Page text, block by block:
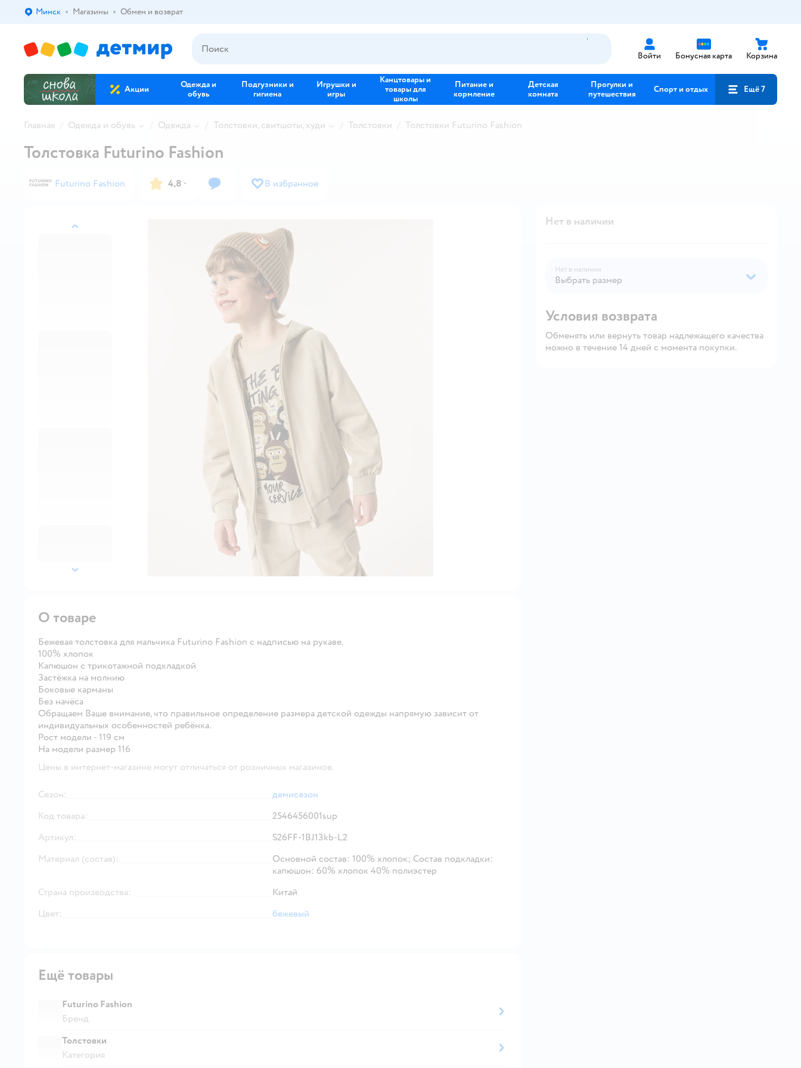
Выбор адреса доставки.
Минск Магазины Обмен и возврат
Войти Бонусная карта Корзина
Акции
Одежда и
обувь
Подгузники и
гигиена
Игрушки и
игры
Канцтовары и
товары для
школы
Питание и
кормление
Детская
комната
Прогулки и
путешествия
Спорт и отдых Ещё 7
Главная Одежда и обувь Одежда Толстовки, свитшоты, худи Толстовки Толстовки Futurino Fashion
назад
далее
Толстовка Futurino Fashion
Futurino Fashion 4,8 · В избранное
Нет в наличии
Нет в наличии
Выбрать размер
Условия возврата
Обменять или вернуть товар надлежащего качества
можно в течение 14 дней с момента покупки.
О товаре
Бежевая толстовка для мальчика Futurino Fashion с надписью на рукаве.
100% хлопок
Капюшон с трикотажной подкладкой
Застёжка на молнию
Боковые карманы
Без начёса
Обращаем Ваше внимание, что правильное определение размера детской одежды напрямую зависит от
индивидуальных особенностей ребёнка.
Рост модели - 119 см
На модели размер 116
Цены в интернет-магазине могут отличаться от розничных магазинов.
Сезон:
демисезон
Код товара:
2546456001sup
Артикул:
S26FF-1BJ13kb-L2
Материал (состав):
Основной состав: 100% хлопок; Состав подкладки:
капюшон: 60% хлопок 40% полиэстер
Страна производства:
Китай
Цвет:
бежевый
Ещё товары
Futurino Fashion
Бренд
Толстовки
Категория